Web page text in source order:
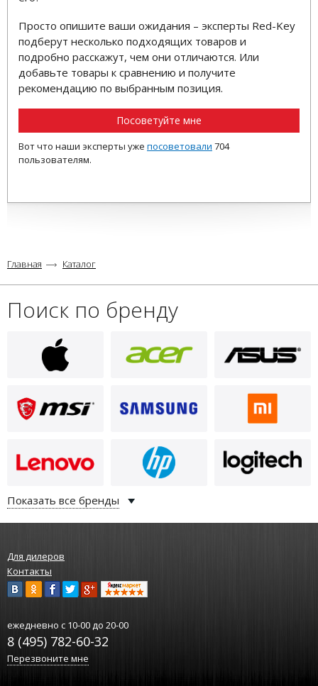
Просто опишите ваши ожидания – эксперты Red-Key
подберут несколько подходящих товаров и
подробно расскажут, чем они отличаются. Или
добавьте товары к сравнению и получите
рекомендацию по выбранным позиция.
Посоветуйте мне
Вот что наши эксперты уже посоветовали 704
пользователям.
Главная Каталог
Поиск по бренду
Показать все бренды
Для дилеров
Контакты
ежедневно с 10-00 до 20-00
8 (495) 782-60-32
Перезвоните мне